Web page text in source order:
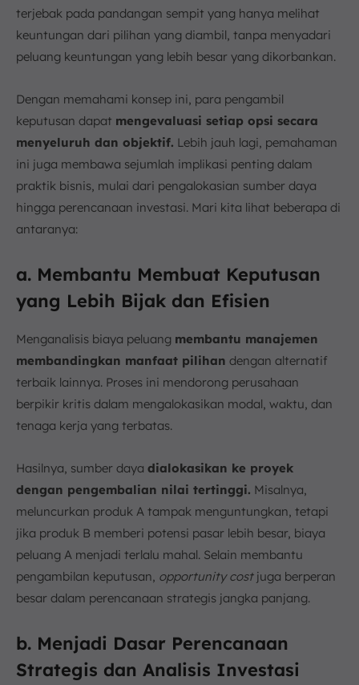
terjebak pada pandangan sempit yang hanya melihat
keuntungan dari pilihan yang diambil, tanpa menyadari
peluang keuntungan yang lebih besar yang dikorbankan.
Dengan memahami konsep ini, para pengambil
keputusan dapat mengevaluasi setiap opsi secara
menyeluruh dan objektif. Lebih jauh lagi, pemahaman
ini juga membawa sejumlah implikasi penting dalam
praktik bisnis, mulai dari pengalokasian sumber daya
hingga perencanaan investasi. Mari kita lihat beberapa di
antaranya:
a. Membantu Membuat Keputusan
yang Lebih Bijak dan Efisien
Menganalisis biaya peluang membantu manajemen
membandingkan manfaat pilihan dengan alternatif
terbaik lainnya. Proses ini mendorong perusahaan
berpikir kritis dalam mengalokasikan modal, waktu, dan
tenaga kerja yang terbatas.
Hasilnya, sumber daya dialokasikan ke proyek
dengan pengembalian nilai tertinggi. Misalnya,
meluncurkan produk A tampak menguntungkan, tetapi
jika produk B memberi potensi pasar lebih besar, biaya
peluang A menjadi terlalu mahal. Selain membantu
pengambilan keputusan, opportunity costjuga berperan
besar dalam perencanaan strategis jangka panjang.
b. Menjadi Dasar Perencanaan
Strategis dan Analisis Investasi